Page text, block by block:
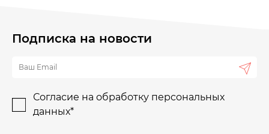
Подписка на новости
Согласие на обработку персональных
данных*